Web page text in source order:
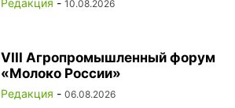
10.08.2026
VIII Агропромышленный форум
«Молоко России»
Редакция - 06.08.2026